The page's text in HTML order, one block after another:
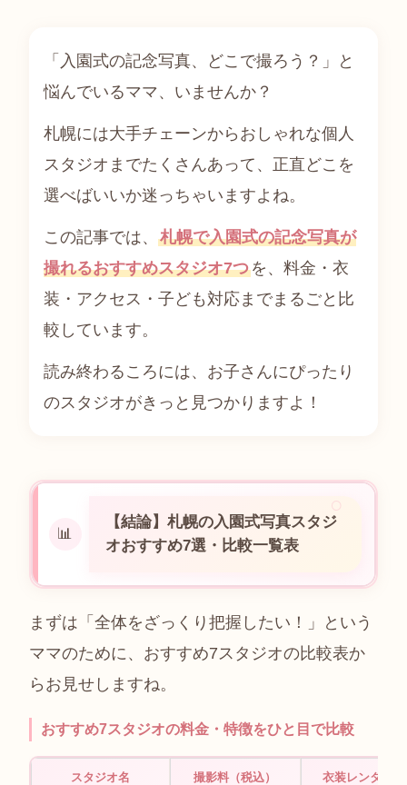
「入園式の記念写真、どこで撮ろう？」と
悩んでいるママ、いませんか？
札幌には大手チェーンからおしゃれな個人
スタジオまでたくさんあって、正直どこを
選べばいいか迷っちゃいますよね。
この記事では、 札幌で入園式の記念写真が
撮れるおすすめスタジオ7つを、料金・衣
装・アクセス・子ども対応までまるごと比
較しています。
読み終わるころには、お子さんにぴったり
のスタジオがきっと見つかりますよ！
📊
【結論】札幌の入園式写真スタジ
オおすすめ7選・比較一覧表
まずは「全体をざっくり把握したい！」という
ママのために、おすすめ7スタジオの比較表か
らお見せしますね。
おすすめ7スタジオの料金・特徴をひと目で比較
スタジオ名 撮影料（税込） 衣装レンタル